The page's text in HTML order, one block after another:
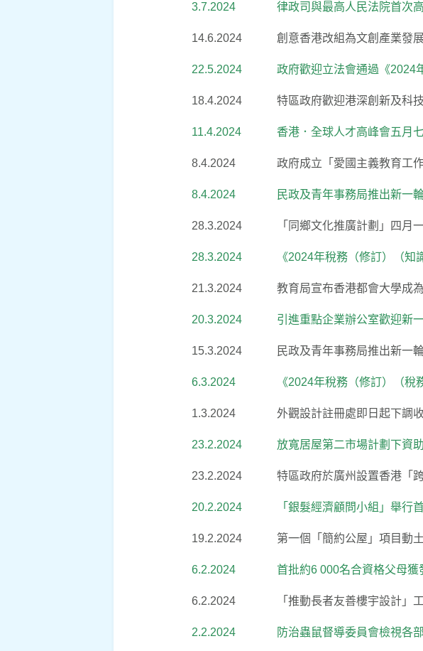
3.7.2024 律政司與最高人民法院首次
14.6.2024 創意香港改組為文創產業發
22.5.2024 政府歡迎立法會通過《2024
18.4.2024 特區政府歡迎港深創新及科
11.4.2024 香港．全球人才高峰會五月
8.4.2024 政府成立「愛國主義教育工作
8.4.2024 民政及青年事務局推出新一
28.3.2024 「同鄉文化推廣計劃」四月
28.3.2024 《2024年稅務（修訂）（
21.3.2024 教育局宣布香港都會大學成
20.3.2024 引進重點企業辦公室歡迎新
15.3.2024 民政及青年事務局推出新一
6.3.2024 《2024年稅務（修訂）（
1.3.2024 外觀設計註冊處即日起下調
23.2.2024 放寬居屋第二市場計劃下資
23.2.2024 特區政府於廣州設置香港「
20.2.2024 「銀髮經濟顧問小組」舉行
19.2.2024 第一個「簡約公屋」項目動
6.2.2024 首批約6 000名合資格父母獲
6.2.2024 「推動長者友善樓宇設計」
2.2.2024 防治蟲鼠督導委員會檢視各